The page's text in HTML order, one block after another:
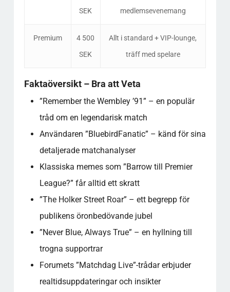
SEK medlemsevenemang
Premium
4 500
SEK
Allt i standard + VIP-lounge,
träff med spelare
Faktaöversikt – Bra att Veta
”Remember the Wembley ’91” – en populär
tråd om en legendarisk match
Användaren ”BluebirdFanatic” – känd för sina
detaljerade matchanalyser
Klassiska memes som ”Barrow till Premier
League?” får alltid ett skratt
”The Holker Street Roar” – ett begrepp för
publikens öronbedövande jubel
”Never Blue, Always True” – en hyllning till
trogna supportrar
Forumets ”Matchdag Live”-trådar erbjuder
realtidsuppdateringar och insikter